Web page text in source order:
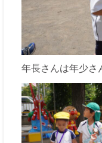
年長さんは年少さ